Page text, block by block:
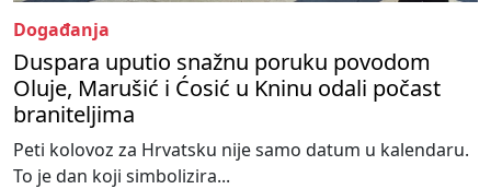
Događanja
Duspara uputio snažnu poruku povodom
Oluje, Marušić i Ćosić u Kninu odali počast
braniteljima
Peti kolovoz za Hrvatsku nije samo datum u kalendaru.
To je dan koji simbolizira...